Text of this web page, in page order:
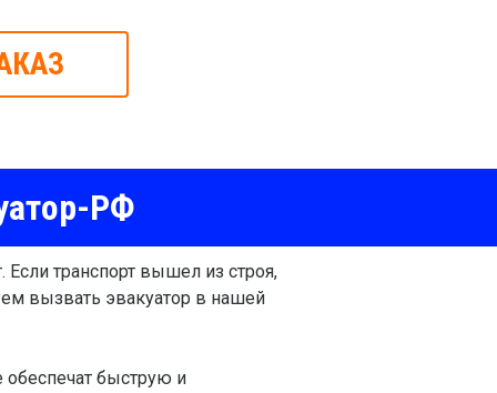
РФ
транспорт вышел из строя,
вызвать эвакуатор в нашей
быструю и